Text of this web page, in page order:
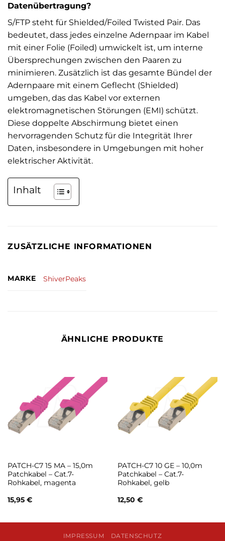
Datenübertragung?
S/FTP steht für Shielded/Foiled Twisted Pair. Das
bedeutet, dass jedes einzelne Adernpaar im Kabel
mit einer Folie (Foiled) umwickelt ist, um interne
Übersprechungen zwischen den Paaren zu
minimieren. Zusätzlich ist das gesamte Bündel der
Adernpaare mit einem Geflecht (Shielded)
umgeben, das das Kabel vor externen
elektromagnetischen Störungen (EMI) schützt.
Diese doppelte Abschirmung bietet einen
hervorragenden Schutz für die Integrität Ihrer
Daten, insbesondere in Umgebungen mit hoher
elektrischer Aktivität.
Inhalt
ZUSÄTZLICHE INFORMATIONEN
MARKE ShiverPeaks
ÄHNLICHE PRODUKTE
PATCH-C7 15 MA – 15,0m
Patchkabel – Cat.7-
Rohkabel, magenta
15,95 €
PATCH-C7 10 GE – 10,0m
Patchkabel – Cat.7-
Rohkabel, gelb
12,50 €
IMPRESSUM DATENSCHUTZ